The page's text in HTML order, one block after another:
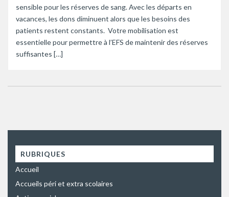
sensible pour les réserves de sang. Avec les départs en
vacances, les dons diminuent alors que les besoins des
patients restent constants. Votre mobilisation est
essentielle pour permettre à l’EFS de maintenir des réserves
suffisantes […]
RUBRIQUES
Accueil
Accueils péri et extra scolaires